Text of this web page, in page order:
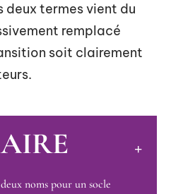
deux termes vient du
remplacé
soit clairement
noms pour un socle